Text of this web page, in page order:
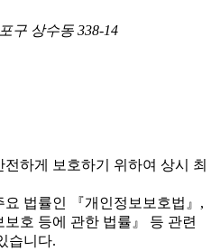
구 상수동 338-14
하게 보호하기 위하여 상시 최
법률인 『개인정보보호법』,
보호 등에 관한 법률』 등 관련
습니다.